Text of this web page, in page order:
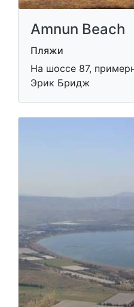
Amnun Beach
Пляжи
На шоссе 87,
Эрик Бридж